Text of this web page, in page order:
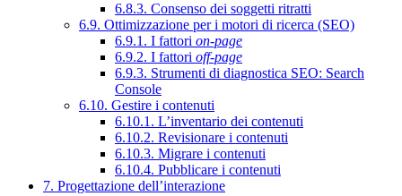
6.8.3. Consenso dei soggetti ritratti
6.9. Ottimizzazione per i motori di ricerca (SEO)
6.9.1. I fattori on-page
6.9.2. I fattori off-page
6.9.3. Strumenti di diagnostica SEO: Search
Console
6.10. Gestire i contenuti
6.10.1. L’inventario dei contenuti
6.10.2. Revisionare i contenuti
6.10.3. Migrare i contenuti
6.10.4. Pubblicare i contenuti
7. Progettazione dell’interazione